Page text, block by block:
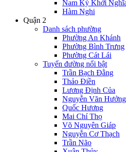
Nam Kỳ Khởi
Hàm Nghi
Quận 2
Danh sách phường
Phường An Khánh
Phường Bình Trưng
Phường Cát Lái
Tuyến đường nổi bật
Trần Bạch Đằng
Thảo Điền
Lương Định Của
Nguyễn Văn Hưởng
Quốc Hương
Mai Chí Thọ
Võ Nguyên Giáp
Nguyễn Cơ Thạch
Trần Não